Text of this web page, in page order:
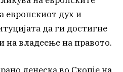
европскиот дух и
да ги достигне
на владеење на правото.